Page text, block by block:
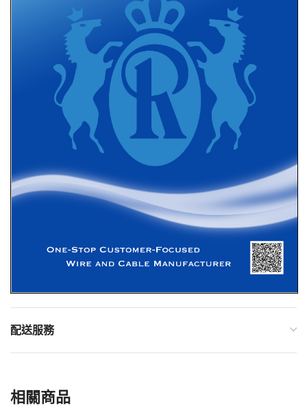
配送服務
相關商品